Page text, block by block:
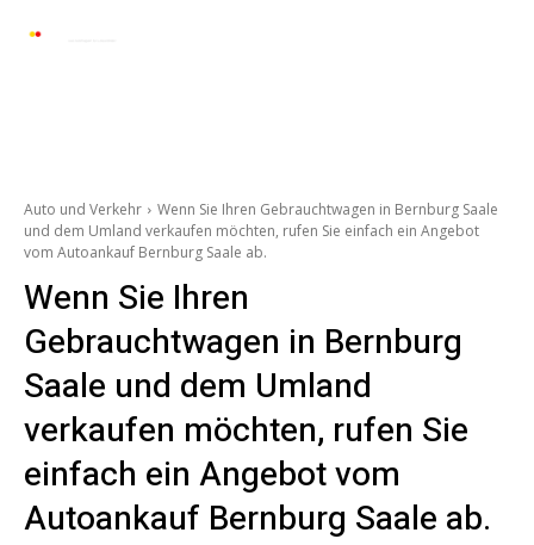
Auto und Verkehr
Wenn Sie Ihren Gebrauchtwagen in Bernburg Saale
und dem Umland verkaufen möchten, rufen Sie einfach ein Angebot
vom Autoankauf Bernburg Saale ab.
Wenn Sie Ihren
Gebrauchtwagen in Bernburg
Saale und dem Umland
verkaufen möchten, rufen Sie
einfach ein Angebot vom
Autoankauf Bernburg Saale ab.